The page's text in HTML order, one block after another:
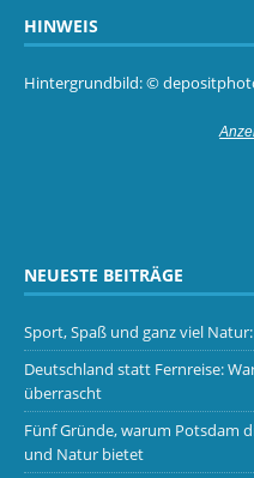
HINWEIS
Hintergrundbild: ©
NEUESTE BEITRÄGE
Sport, Spaß und ganz viel
Deutschland statt Fernreise:
überrascht
Fünf Gründe, warum Potsdam
und Natur bietet